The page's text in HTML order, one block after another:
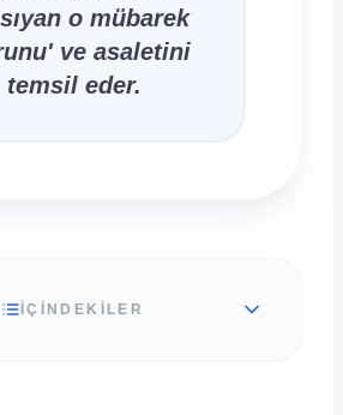
o mübarek
ve asaletini
temsil eder.
İÇİNDEKİLER